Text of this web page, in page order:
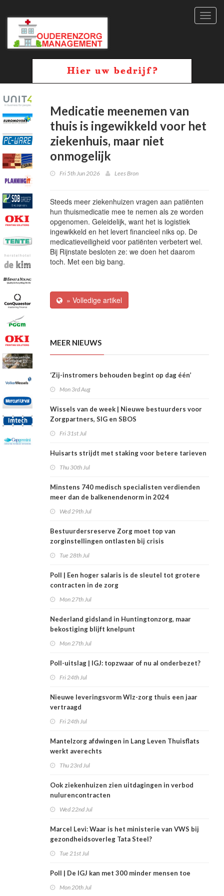
Medicatie meenemen van
thuis is ingewikkeld voor het
ziekenhuis, maar niet
onmogelijk
Fri 5th Jun 2026 Lees Bron
Steeds meer ziekenhuizen vragen aan patiënten
hun thuismedicatie mee te nemen als ze worden
opgenomen. Geleidelijk, want het is logistiek
ingewikkeld en het levert financieel niks op. De
medicatieveiligheid voor patiënten verbetert wel.
Bij Rijnstate besloten ze: we doen het daarom
toch. Met een big bang.
» Volledige artikel
MEER NIEUWS
‘Zij-instromers behouden begint op dag één’
Mon 3rd Aug
Wissels van de week | Nieuwe bestuurders voor
Zorgpartners, SIG en SBOS
Fri 31st Jul
Huisarts strijdt met staking voor betere tarieven
Thu 30th Jul
Minstens 740 medisch specialisten verdienden
meer dan de balkenendenorm in 2024
Wed 29th Jul
Bestuurdersreserve Zorg moet top van
zorginstellingen ontlasten bij crisis
Tue 28th Jul
Poll | Een hoger salaris is de sleutel tot grotere
contracten in de zorg
Mon 27th Jul
Nederland gidsland in Huntingtonzorg, maar
bekostiging blijft knelpunt
Mon 27th Jul
Poll-uitslag | IGJ: topzwaar of nu al onderbezet?
Fri 24th Jul
Nieuwe leveringsvorm Wlz-zorg thuis een jaar
vertraagd
Fri 24th Jul
Mantelzorg afdwingen in Lang Leven Thuisflats
werkt averechts
Thu 23rd Jul
Ook ziekenhuizen zien uitdagingen in verbod
nulurencontracten
Wed 22nd Jul
Marcel Levi: Waar is het ministerie van VWS bij
gezondheidsoverleg Tata Steel?
Tue 21st Jul
Poll | De IGJ kan met 300 minder mensen toe
Mon 20th Jul